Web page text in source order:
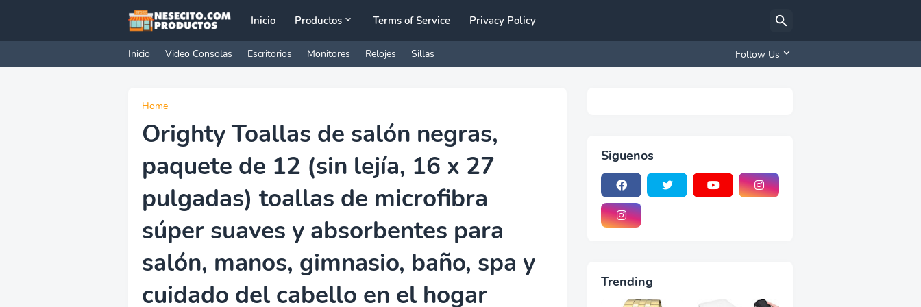
Inicio Productos Terms of Service Privacy Policy
Inicio Video Consolas Escritorios Monitores Relojes Sillas Follow Us
Home
Orighty Toallas de salón negras,
paquete de 12 (sin lejía, 16 x 27
pulgadas) toallas de microfibra
súper suaves y absorbentes para
salón, manos, gimnasio, baño, spa y
cuidado del cabello en el hogar
Siguenos
Trending